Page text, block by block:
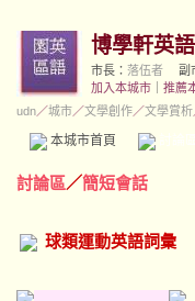
博學軒英
市長： 落伍者 副
加入本城市
推薦
udn／城市／文學創作／文學賞析
本城市首頁
討論區／簡短會話
球類運動英語詞彙